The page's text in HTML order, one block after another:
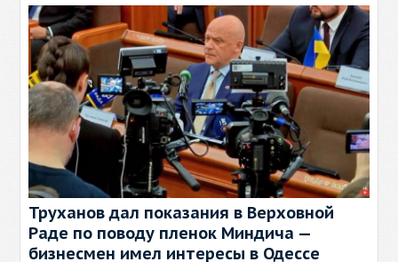
Труханов дал показания в Верховной
Раде по поводу пленок Миндича —
бизнесмен имел интересы в Одессе